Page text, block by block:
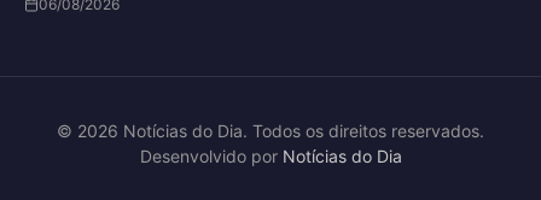
06/08/2026
© 2026 Notícias do Dia. Todos os direitos reservados.
Desenvolvido por Notícias do Dia